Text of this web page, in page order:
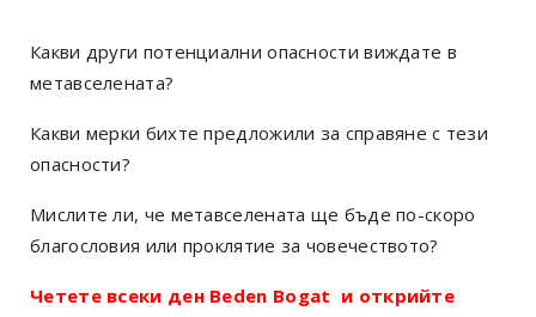
Какви други потенциални опасности виждате в
метавселената?
Какви мерки бихте предложили за справяне с тези
опасности?
Мислите ли, че метавселената ще бъде по-скоро
благословия или проклятие за човечеството?
Четете всеки ден Beden Bogat и открийте